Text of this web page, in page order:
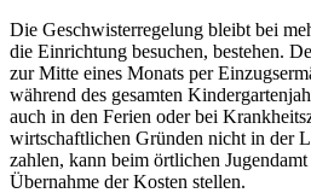
Die Geschwisterregelung bleibt bei
die Einrichtung besuchen, bestehen.
zur Mitte eines Monats per
während des gesamten
auch in den Ferien oder bei
wirtschaftlichen Gründen nicht in der
zahlen, kann beim örtlichen
Übernahme der Kosten stellen.